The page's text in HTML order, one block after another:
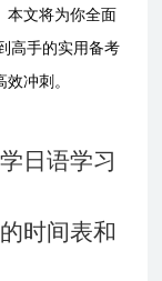
本文将为你全面
高手的实用备考
冲刺。
日语学习
时间表和